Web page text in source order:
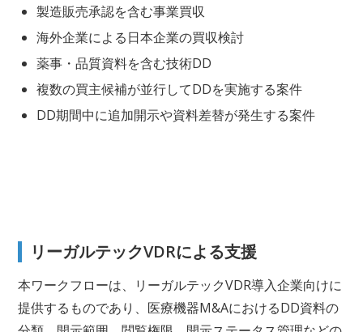
製造販売承認を含む事業買収
海外企業による日本企業の買収検討
薬事・品質資料を含む技術DD
複数の買主候補が並行してDDを実施する案件
DD期間中に追加開示や資料差替が発生する案件
リーガルテックVDRによる支援
本ワークフローは、リーガルテックVDR導入企業向けに
提供するものであり、医療機器M&AにおけるDD資料の